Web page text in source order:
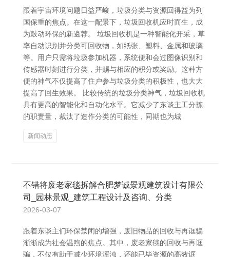
跟着宇宙环境问题日益严峻，垃圾分类与资源回得益为列
国保重的焦点。在这一配景下，垃圾回收机应时而生，成
为鼓动环保的新遴荐。 垃圾回收机是一种智能化开采，草
率自动识别并分类可回收物，如纸张、塑料、金属和玻璃
等。用户只需将垃圾参加机器，系统便和会过图像识别和
传感器时刻进行分类，并赐与相应的积分或奖励。这种方
便的神气不仅提高了住户参与垃圾分类的积极性，也大大
提高了回生效果。 比较传统的垃圾分类神气，垃圾回收机
具有更高的智能化和自动化水平。它减少了东谈主工分拣
的职责量，裁汰了造作分类的可能性，同期也为城
新闻动态
不错将废老家毯拆解合肥梦诚景观建筑设计有限公
司_园林景观_建筑工程设计及咨询、分类
2026-03-07
跟着东谈主们环保禁闭的增强，废旧物品的回收与再诓骗
渐渐成为社会温煦的焦点。其中，废老家毯的回收与再诓
骗，不仅有助于减少环境浑浊，还能已毕资源的高效诓